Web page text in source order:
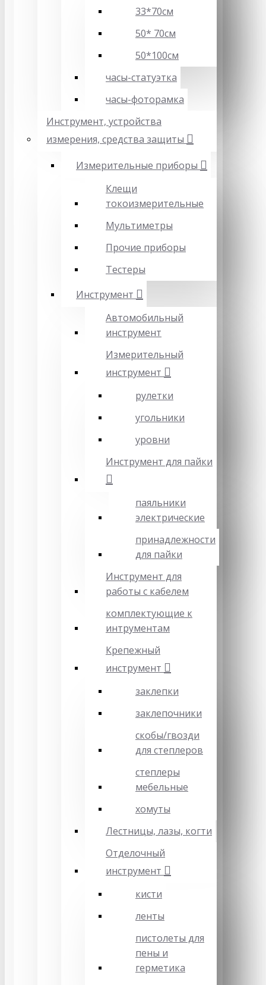
33*70см
50* 70см
50*100см
часы-статуэтка
часы-фоторамка
Инструмент, устройства
измерения, средства защиты
Измерительные приборы
Клещи
токоизмерительные
Мультиметры
Прочие приборы
Тестеры
Инструмент
Автомобильный
инструмент
Измерительный
инструмент
рулетки
угольники
уровни
Инструмент для пайки
паяльники
электрические
принадлежности
для пайки
Инструмент для
работы с кабелем
комплектующие к
интрументам
Крепежный
инструмент
заклепки
заклепочники
скобы/гвозди
для степлеров
степлеры
мебельные
хомуты
Лестницы, лазы, когти
Отделочный
инструмент
кисти
ленты
пистолеты для
пены и
герметика